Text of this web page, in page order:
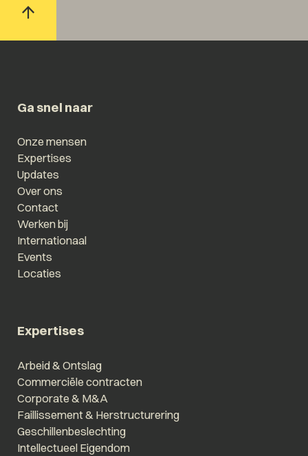
Ga snel naar
Onze mensen
Expertises
Updates
Over ons
Contact
Werken bij
Internationaal
Events
Locaties
Expertises
Arbeid & Ontslag
Commerciële contracten
Corporate & M&A
Faillissement & Herstructurering
Geschillenbeslechting
Intellectueel Eigendom